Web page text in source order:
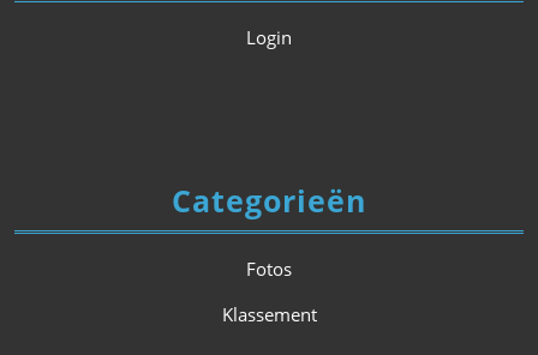
Login
Categorieën
Fotos
Klassement